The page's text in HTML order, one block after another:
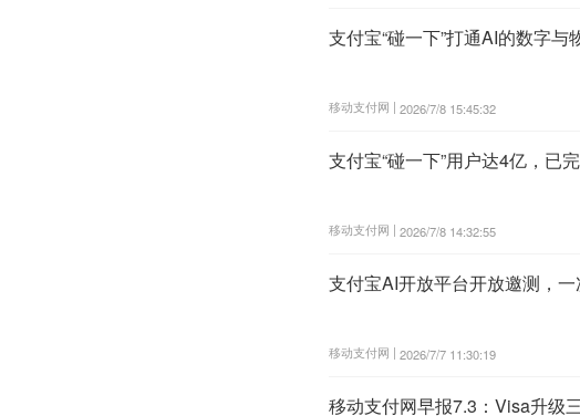
支付宝“碰一下”打通AI的数字
移动支付网 | 2026/7/8 15:45:32
支付宝“碰一下”用户达4亿，已
移动支付网 | 2026/7/8 14:32:55
支付宝AI开放平台开放邀测，
移动支付网 | 2026/7/7 11:30:19
移动支付网早报7.3：Visa升级